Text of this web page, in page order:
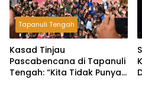
Tapanuli Tengah
Kasad Tinjau
Pascabencana di Tapanuli
Tengah: “Kita Tidak Punya